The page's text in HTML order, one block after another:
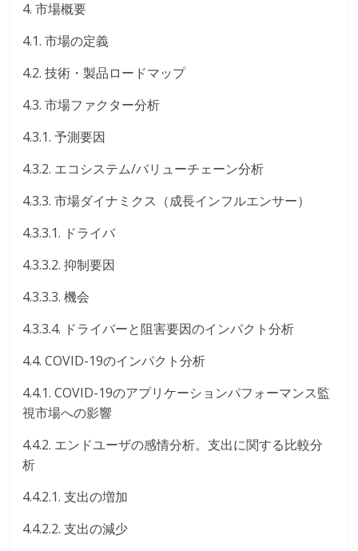
4. 市場概要
4.1. 市場の定義
4.2. 技術・製品ロードマップ
4.3. 市場ファクター分析
4.3.1. 予測要因
4.3.2. エコシステム/バリューチェーン分析
4.3.3. 市場ダイナミクス（成長インフルエンサー）
4.3.3.1. ドライバ
4.3.3.2. 抑制要因
4.3.3.3. 機会
4.3.3.4. ドライバーと阻害要因のインパクト分析
4.4. COVID-19のインパクト分析
4.4.1. COVID-19のアプリケーションパフォーマンス監
視市場への影響
4.4.2. エンドユーザの感情分析。支出に関する比較分
析
4.4.2.1. 支出の増加
4.4.2.2. 支出の減少